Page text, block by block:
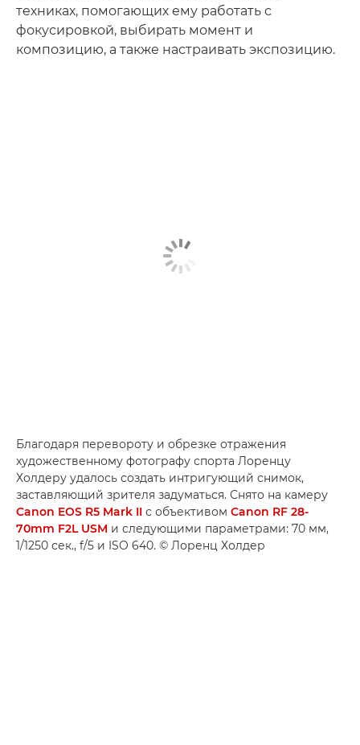
техниках, помогающих ему работать с
фокусировкой, выбирать момент и
композицию, а также настраивать экспозицию.
Благодаря перевороту и обрезке отражения
художественному фотографу спорта Лоренцу
Холдеру удалось создать интригующий снимок,
заставляющий зрителя задуматься. Снято на камеру
Canon EOS R5 Mark II с объективом Canon RF 28-
70mm F2L USM и следующими параметрами: 70 мм,
1/1250 сек., f/5 и ISO 640. © Лоренц Холдер